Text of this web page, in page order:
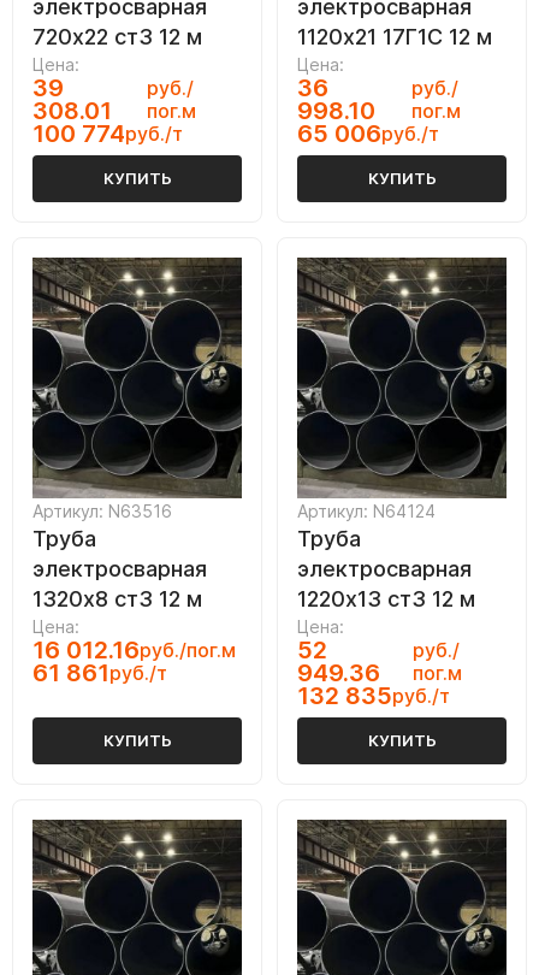
электросварная
720х22 ст3 12 м
Цена:
39
308.01
руб./
пог.м
100 774руб./т
КУПИТЬ
электросварная
1120х21 17Г1С 12 м
Цена:
36
998.10
руб./
пог.м
65 006руб./т
КУПИТЬ
Артикул: N63516
Труба
электросварная
1320х8 ст3 12 м
Цена:
16 012.16руб./пог.м
61 861руб./т
КУПИТЬ
Артикул: N64124
Труба
электросварная
1220х13 ст3 12 м
Цена:
52
949.36
руб./
пог.м
132 835руб./т
КУПИТЬ